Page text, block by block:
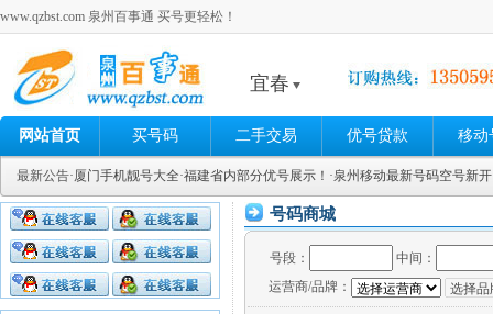
www.qzbst.com 泉州百事通 买号更轻松！
宜春
网站首页 买号码 二手交易 优号贷款 移动
最新公告·厦门手机靓号大全·福建省内部分优号展示！ ·泉州移动最新号码空号新
号码商城
号段：
中间：
运营商/品牌：